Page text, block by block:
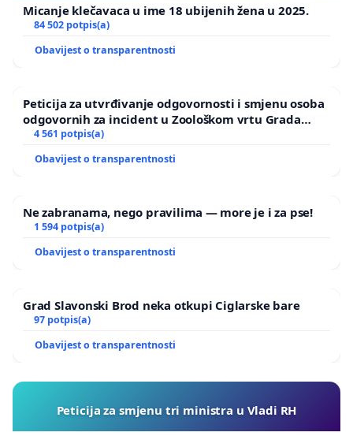
Micanje klečavaca u ime 18 ubijenih žena u 2025.
84 502 potpis(a)
Obavijest o transparentnosti
Peticija za utvrđivanje odgovornosti i smjenu osoba
odgovornih za incident u Zoološkom vrtu Grada
Zagreba
4 561 potpis(a)
Obavijest o transparentnosti
Ne zabranama, nego pravilima — more je i za pse!
1 594 potpis(a)
Obavijest o transparentnosti
Grad Slavonski Brod neka otkupi Ciglarske bare
97 potpis(a)
Obavijest o transparentnosti
Peticija za smjenu tri ministra u Vladi RH